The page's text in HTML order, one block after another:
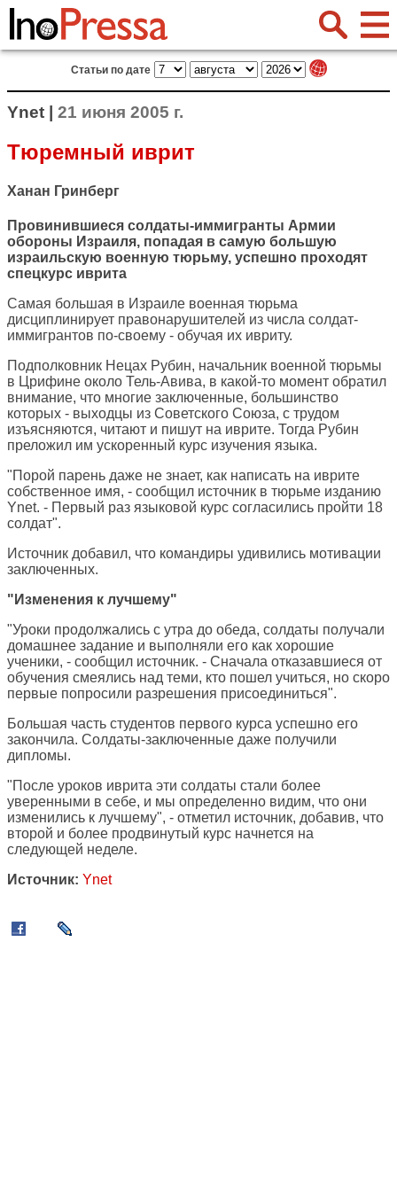
Статьи по дате
Ynet | 21 июня 2005 г.
Тюремный иврит
Ханан Гринберг
Провинившиеся солдаты-иммигранты Армии
обороны Израиля, попадая в самую большую
израильскую военную тюрьму, успешно проходят
спецкурс иврита
Самая большая в Израиле военная тюрьма
дисциплинирует правонарушителей из числа солдат-
иммигрантов по-своему - обучая их ивриту.
Подполковник Нецах Рубин, начальник военной тюрьмы
в Црифине около Тель-Авива, в какой-то момент обратил
внимание, что многие заключенные, большинство
которых - выходцы из Советского Союза, с трудом
изъясняются, читают и пишут на иврите. Тогда Рубин
преложил им ускоренный курс изучения языка.
"Порой парень даже не знает, как написать на иврите
собственное имя, - сообщил источник в тюрьме изданию
Ynet. - Первый раз языковой курс согласились пройти 18
солдат".
Источник добавил, что командиры удивились мотивации
заключенных.
"Изменения к лучшему"
"Уроки продолжались с утра до обеда, солдаты получали
домашнее задание и выполняли его как хорошие
ученики, - сообщил источник. - Сначала отказавшиеся от
обучения смеялись над теми, кто пошел учиться, но скоро
первые попросили разрешения присоединиться".
Большая часть студентов первого курса успешно его
закончила. Солдаты-заключенные даже получили
дипломы.
"После уроков иврита эти солдаты стали более
уверенными в себе, и мы определенно видим, что они
изменились к лучшему", - отметил источник, добавив, что
второй и более продвинутый курс начнется на
следующей неделе.
Источник: Ynet